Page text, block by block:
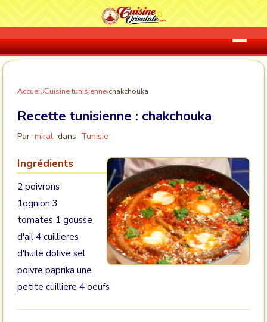
Accueil›Cuisine tunisienne›chakchouka
Recette tunisienne : chakchouka
Par miral dans Tunisie
Ingrédients
2 poivrons
1ognion 3
tomates 1 gousse
d'ail 4 cuillieres
d'huile dolive sel
poivre paprika une
petite cuilliere 4 oeufs